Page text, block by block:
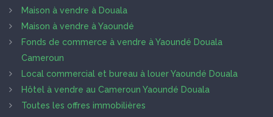
Maison à vendre à Douala
Maison à vendre à Yaoundé
Fonds de commerce à vendre à Yaoundé Douala
Cameroun
Local commercial et bureau à louer Yaoundé Douala
Hôtel à vendre au Cameroun Yaoundé Douala
Toutes les offres immobilières